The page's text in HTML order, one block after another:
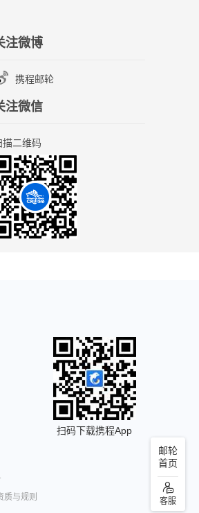
注微博
携程邮轮
注微信
描二维码
邮轮
首页
客服
扫码下载携程App
质与规则